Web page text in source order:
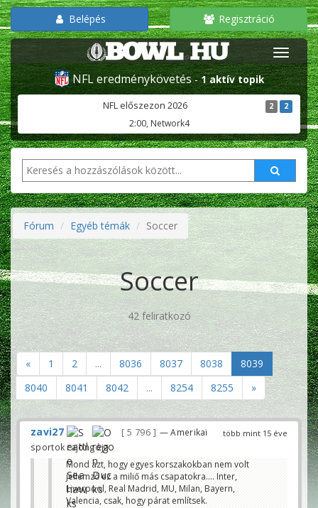
Belépés Regisztráció
NFL eredménykövetés -1 aktív topik
NFL előszezon 2026 2 2
2:00, Network4
Fórum Egyéb témák Soccer
Soccer
42 feliratkozó
« 1 2 ... 8036 8037 8038
8039
8040
8041 8042 ... 8254 8255 »
több mint 15 éve
zavi27 5 796
— Amerikai
sportok rajongója
Mond azt, hogy egyes korszakokban nem volt
jellemző ez a miliő más csapatokra.... Inter,
Liverpool, Real Madrid, MU, Milan, Bayern,
Valencia, csak, hogy párat említsek.